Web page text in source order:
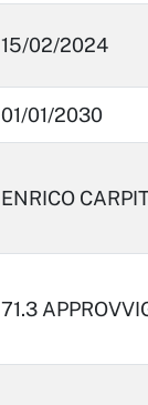
15/02/2024
01/01/2030
ENRICO
71.3